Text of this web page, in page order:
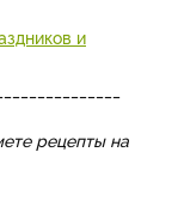
и
рецепты на